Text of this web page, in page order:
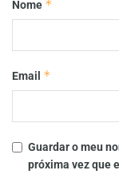
Nome *
Email *
Guardar o meu
próxima vez que